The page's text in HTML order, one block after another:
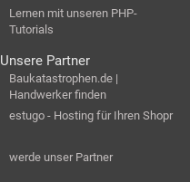
Lernen mit unseren PHP-
Tutorials
Unsere Partner
Baukatastrophen.de |
Handwerker finden
estugo - Hosting für Ihren Shopr
werde unser Partner